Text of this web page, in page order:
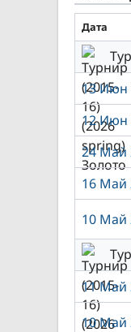
Дата
13 Июн
12 Июн
24 Май
16 Май
10 Май
11 Май
10 Май